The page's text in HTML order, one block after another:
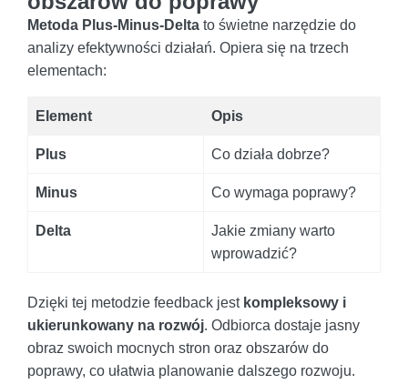
Metoda Plus-Minus-Delta to świetne narzędzie do
analizy efektywności działań. Opiera się na trzech
elementach:
Element Opis
Plus Co działa dobrze?
Minus Co wymaga poprawy?
Delta
Jakie zmiany warto
wprowadzić?
Dzięki tej metodzie feedback jest kompleksowy i
ukierunkowany na rozwój. Odbiorca dostaje jasny
obraz swoich mocnych stron oraz obszarów do
poprawy, co ułatwia planowanie dalszego rozwoju.